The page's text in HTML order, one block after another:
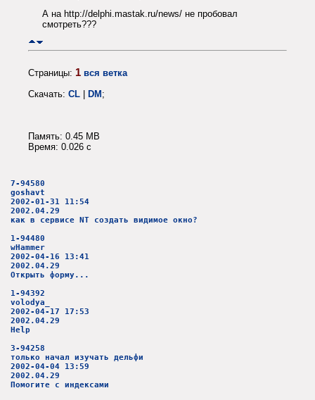
А на http://delphi.mastak.ru/news/ не пробовал
смотреть???
Страницы: 1 вся ветка
Скачать: CL | DM;
Память: 0.45 MB
Время: 0.026 c
7-94580
goshavt
2002-01-31 11:54
2002.04.29
как в сервисе NT создать видимое окно?
1-94480
wHammer
2002-04-16 13:41
2002.04.29
Открыть форму...
1-94392
volodya_
2002-04-17 17:53
2002.04.29
Help
3-94258
только начал изучать дельфи
2002-04-04 13:59
2002.04.29
Помогите с индексами